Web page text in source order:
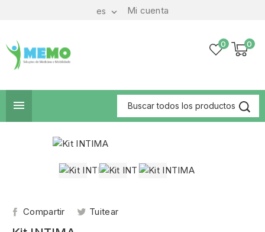
Mi cuenta
es 
0
0

Compartir Tuitear